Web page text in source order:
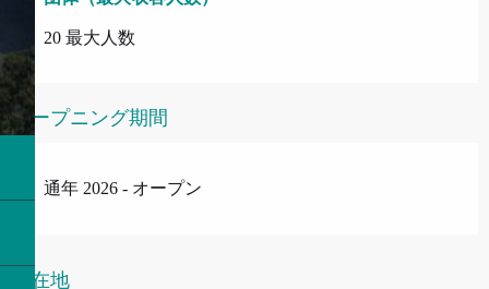
20 最大人数
オープニング期間
通年 2026 - オープン
所在地